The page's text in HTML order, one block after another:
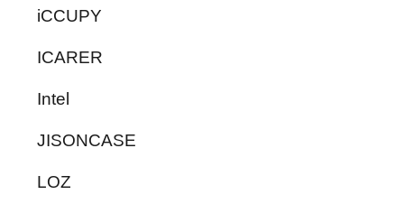
iCCUPY
ICARER
Intel
JISONCASE
LOZ